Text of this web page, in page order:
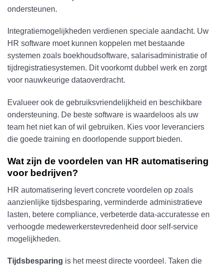
ondersteunen.
Integratiemogelijkheden verdienen speciale aandacht. Uw
HR software moet kunnen koppelen met bestaande
systemen zoals boekhoudsoftware, salarisadministratie of
tijdregistratiesystemen. Dit voorkomt dubbel werk en zorgt
voor nauwkeurige dataoverdracht.
Evalueer ook de gebruiksvriendelijkheid en beschikbare
ondersteuning. De beste software is waardeloos als uw
team het niet kan of wil gebruiken. Kies voor leveranciers
die goede training en doorlopende support bieden.
Wat zijn de voordelen van HR automatisering
voor bedrijven?
HR automatisering levert concrete voordelen op zoals
aanzienlijke tijdsbesparing, verminderde administratieve
lasten, betere compliance, verbeterde data-accuratesse en
verhoogde medewerkerstevredenheid door self-service
mogelijkheden.
Tijdsbesparing is het meest directe voordeel. Taken die